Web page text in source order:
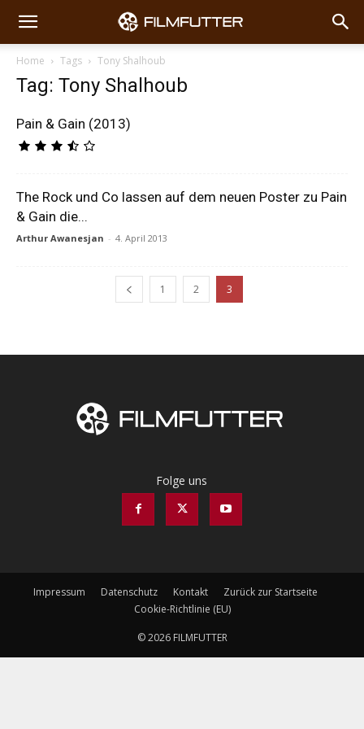
Home Tags Tony Shalhoub
Tag: Tony Shalhoub
Pain & Gain (2013)
The Rock und Co lassen auf dem neuen Poster zu Pain
& Gain die...
Arthur Awanesjan - 4. April 2013
1 2 3
Folge uns
Impressum Datenschutz Kontakt
Zurück zur Startseite
Cookie-Richtlinie (EU)
© 2026 FILMFUTTER